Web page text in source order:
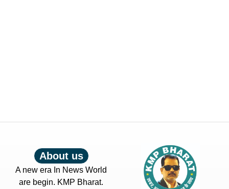
About us
A new era In News World
are begin. KMP Bharat.